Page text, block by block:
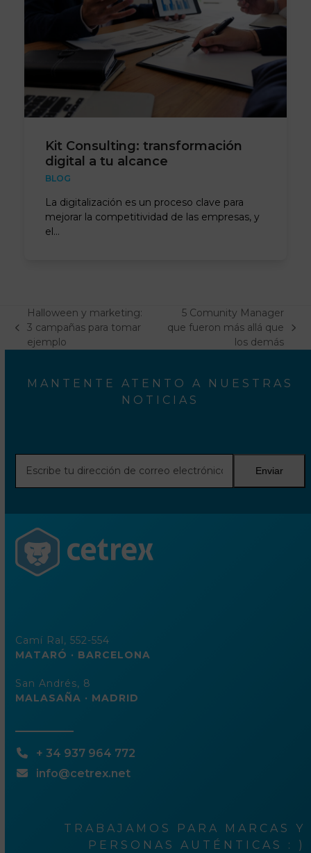
Kit Consulting: transformación
digital a tu alcance
BLOG
La digitalización es un proceso clave para
mejorar la competitividad de las empresas, y
el…
previous
post:
Halloween y marketing:
3 campañas para tomar
ejemplo
next
post:
5 Comunity Manager
que fueron más allá que
los demás
MANTENTE ATENTO A NUESTRAS
NOTICIAS
dirección
electrónico
Enviar
Camí Ral, 552-554
MATARÓ · BARCELONA
San Andrés, 8
MALASAÑA · MADRID
+ 34 937 964 772
info@cetrex.net
TRABAJAMOS PARA MARCAS Y
PERSONAS AUTÉNTICAS : )